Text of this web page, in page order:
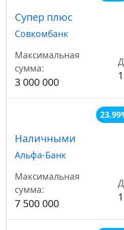
Супер плюс
Совкомбанк
Максимальная
сумма:
3 000 000
Наличными
Альфа-Банк
Максимальная
сумма:
7 500 000